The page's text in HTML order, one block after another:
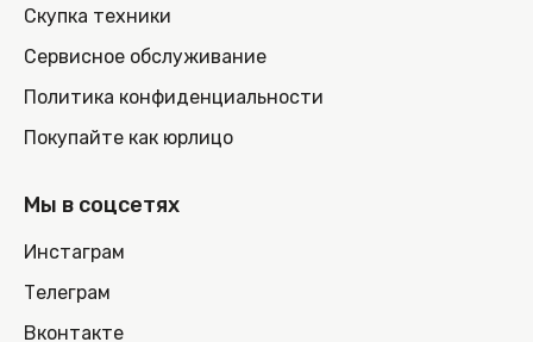
Скупка техники
Сервисное обслуживание
Политика конфиденциальности
Покупайте как юрлицо
Мы в соцсетях
Инстаграм
Телеграм
Вконтакте